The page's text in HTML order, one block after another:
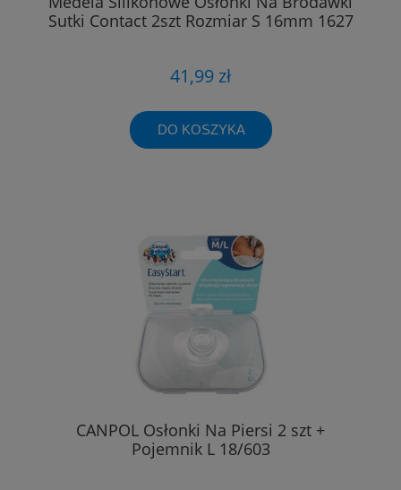
Sutki Contact 2szt Rozmiar S 16mm 1627
41,99 zł
DO KOSZYKA
CANPOL Osłonki Na Piersi 2 szt +
Pojemnik L 18/603